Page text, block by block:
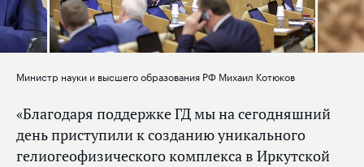
Министр науки и высшего образования РФ Михаил Котюков
«Благодаря поддержке ГД мы на сегодняшний
день приступили к созданию уникального
гелиогеофизического комплекса в Иркутской